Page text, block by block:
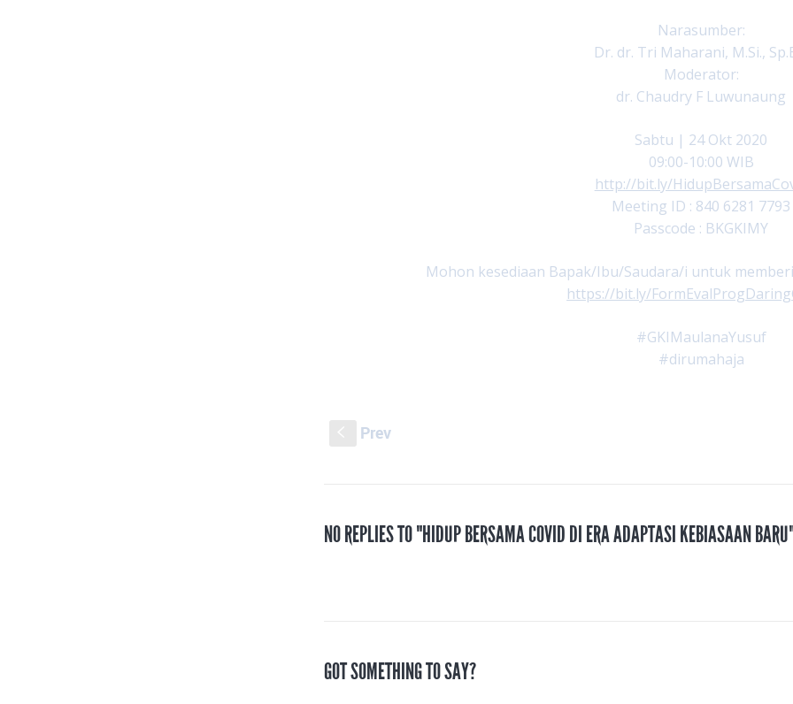
Narasumber:
Dr. dr. Tri Maharani, M.Si.,
Moderator:
dr. Chaudry F Luwunaung
Sabtu | 24 Okt 2020
09:00-10:00 WIB
http://bit.ly/
Meeting ID : 840 6281 7793
Passcode : BKGKIMY
Mohon kesediaan Bapak/Ibu/Saudara/i untuk
https://bit.ly/
#GKIMaulanaYusuf
#dirumahaja
Prev
NO REPLIES TO "HIDUP BERSAMA COVID DI ERA ADAPTASI KEBIASAAN
GOT SOMETHING TO SAY?